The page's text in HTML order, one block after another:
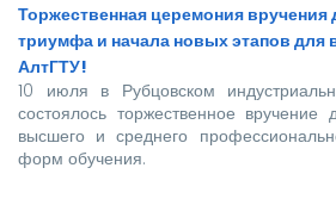
Торжественная церемония
триумфа и начала новых этапов для
АлтГТУ!
10 июля в Рубцовском
состоялось торжественное вручение
высшего и среднего
форм обучения.